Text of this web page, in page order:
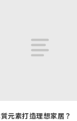
元素打造理想家居？